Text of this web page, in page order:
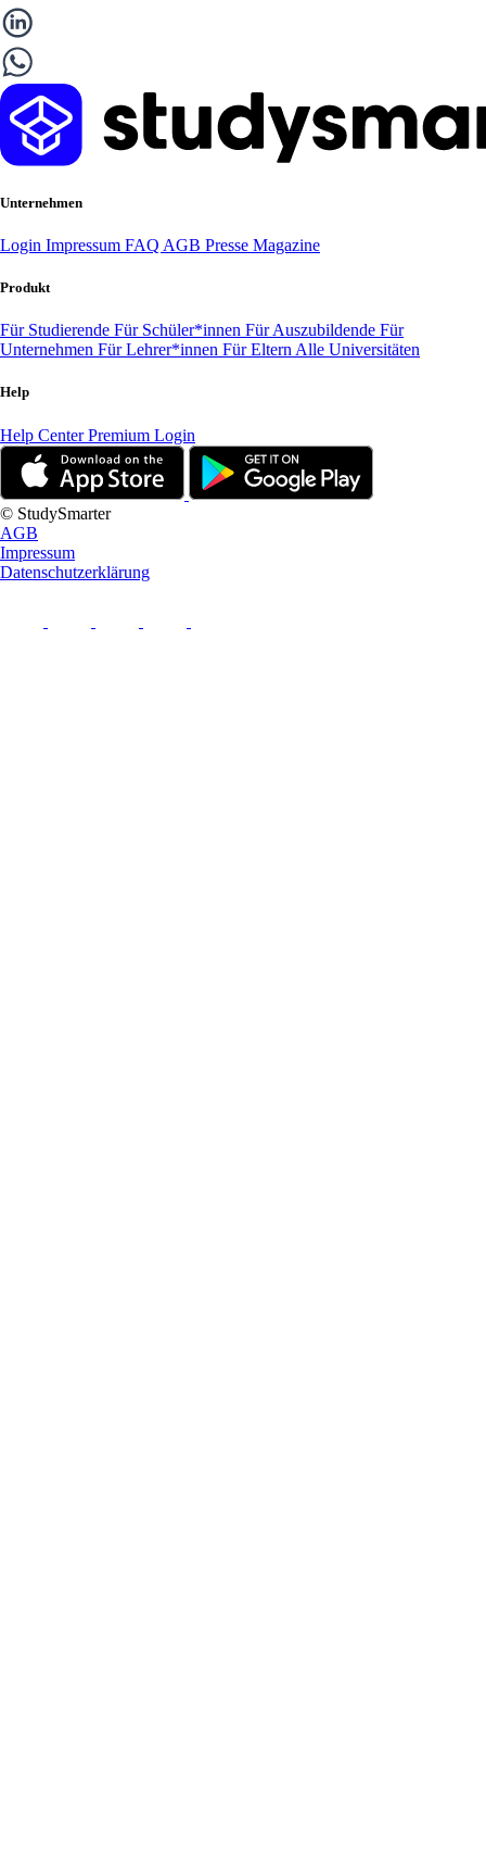
Unternehmen
Login Impressum FAQ AGB Presse Magazine
Produkt
Für Studierende Für Schüler*innen Für Auszubildende Für
Unternehmen Für Lehrer*innen Für Eltern Alle Universitäten
Help
Help CenterPremium Login
© StudySmarter
AGB
Impressum
Datenschutzerklärung